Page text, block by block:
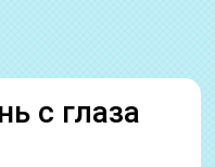
с глаза